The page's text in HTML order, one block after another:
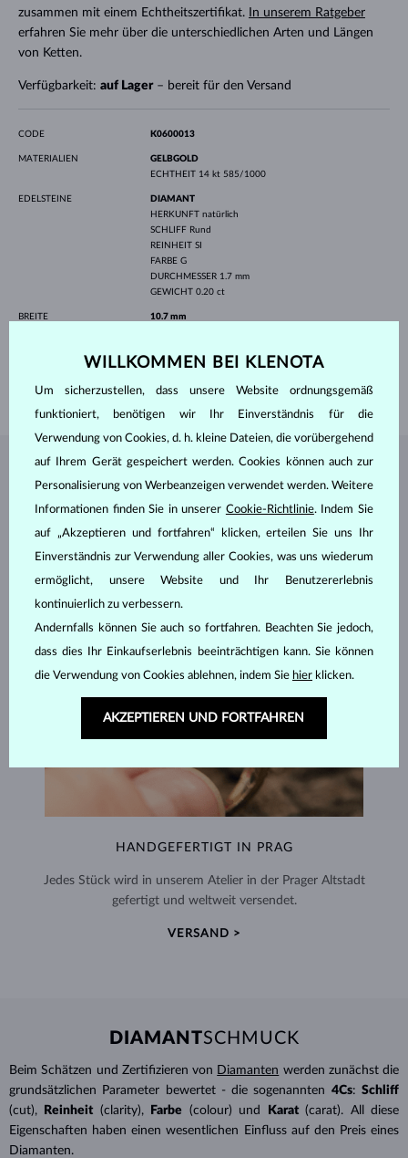
zusammen mit einem Echtheitszertifikat.
In unserem Ratgeber
erfahren Sie mehr über die unterschiedlichen Arten und Längen
von Ketten.
Verfügbarkeit: auf Lager– bereit für den Versand
CODE K0600013
MATERIALIEN
GELBGOLD
ECHTHEIT 14 kt 585/1000
EDELSTEINE
DIAMANT
HERKUNFT natürlich
SCHLIFF Rund
REINHEIT SI
FARBE G
DURCHMESSER 1.7 mm
GEWICHT 0.20 ct
BREITE 10.7 mm
420.00 mm
GEWICHT 1.80 g
HANDGEFERTIGT IN PRAG
Jedes Stück wird in unserem Atelier in der Prager Altstadt
gefertigt und weltweit versendet.
VERSAND >
DIAMANTSCHMUCK
Beim Schätzen und Zertifizieren von Diamanten werden zunächst die
grundsätzlichen Parameter bewertet - die sogenannten 4Cs: Schliff
(cut),
Reinheit (clarity), Farbe (colour) und Karat (carat). All diese
Eigenschaften haben einen wesentlichen Einfluss auf den Preis eines
Diamanten.
WILLKOMMEN BEI KLENOTA
Um sicherzustellen, dass unsere Website ordnungsgemäß
funktioniert, benötigen wir Ihr Einverständnis für die
Verwendung von Cookies, d. h. kleine Dateien, die vorübergehend
auf Ihrem Gerät gespeichert werden. Cookies können auch zur
Personalisierung von Werbeanzeigen verwendet werden. Weitere
Informationen finden Sie in unserer Cookie-Richtlinie. Indem Sie
auf „Akzeptieren und fortfahren“ klicken, erteilen Sie uns Ihr
Einverständnis zur Verwendung aller Cookies, was uns wiederum
ermöglicht, unsere Website und Ihr Benutzererlebnis
kontinuierlich zu verbessern.
Andernfalls können Sie auch so fortfahren. Beachten Sie jedoch,
dass dies Ihr Einkaufserlebnis beeinträchtigen kann. Sie können
die Verwendung von Cookies ablehnen, indem Sie hier klicken.
AKZEPTIEREN UND FORTFAHREN